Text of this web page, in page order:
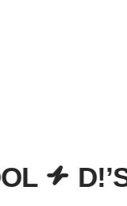
D!’S